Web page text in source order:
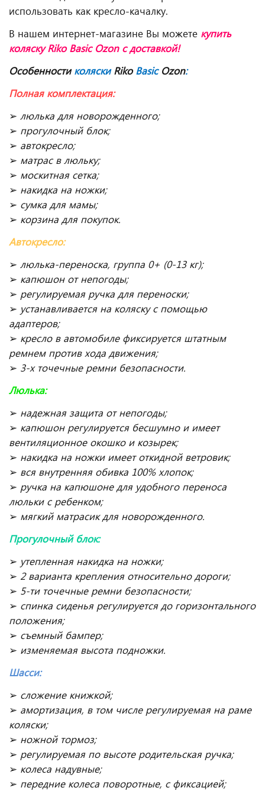
использовать как кресло-качалку.
В нашем интернет-магазине Вы можете купить
коляску Riko Basic Ozon с доставкой!
ОсобенностиколяскиRiko Basic Ozon:
Полная комплектация:
➢ люлька для новорожденного;
➢ прогулочный блок;
➢ автокресло;
➢ матрас в люльку;
➢ москитная сетка;
➢ накидка на ножки;
➢ сумка для мамы;
➢ корзина для покупок.
Автокресло:
➢ люлька-переноска, группа 0+ (0-13 кг);
➢ капюшон от непогоды;
➢ регулируемая ручка для переноски;
➢ устанавливается на коляску с помощью
адаптеров;
➢ кресло в автомобиле фиксируется штатным
ремнем против хода движения;
➢ 3-х точечные ремни безопасности.
Люлька:
➢ надежная защита от непогоды;
➢ капюшон регулируется бесшумно и имеет
вентиляционное окошко и козырек;
➢ накидка на ножки имеет откидной ветровик;
➢ вся внутренняя обивка 100% хлопок;
➢ ручка на капюшоне для удобного переноса
люльки с ребенком;
➢ мягкий матрасик для новорожденного.
Прогулочный блок:
➢ утепленная накидка на ножки;
➢ 2 варианта крепления относительно дороги;
➢ 5-ти точечные ремни безопасности;
➢ спинка сиденья регулируется до горизонтального
положения;
➢ съемный бампер;
➢ изменяемая высота подножки.
Шасси:
➢ сложение книжкой;
➢ амортизация, в том числе регулируемая на раме
коляски;
➢ ножной тормоз;
➢ регулируемая по высоте родительская ручка;
➢ колеса надувные;
➢ передние колеса поворотные, с фиксацией;